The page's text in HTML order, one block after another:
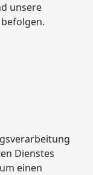
unsere
Dienstes
einen